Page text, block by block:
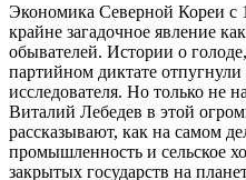
Экономика Северной Кореи с
крайне загадочное явление
обывателей. Истории о
партийном диктате
исследователя. Но только не
Виталий Лебедев в этой
рассказывают, как на самом
промышленность и сельское
закрытых государств на